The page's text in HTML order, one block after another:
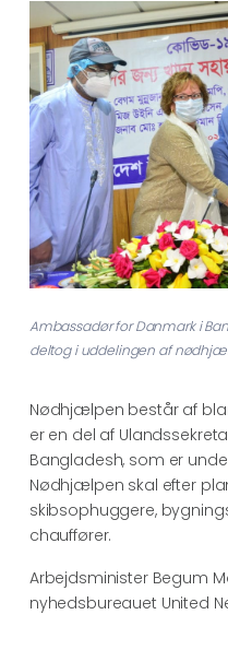
Ambassadør for Danmark i
deltog i uddelingen af
Nødhjælpen består af
er en del af
Bangladesh, som er
Nødhjælpen skal efter
skibsophuggere,
chauffører.
Arbejdsminister Begum
nyhedsbureauet United